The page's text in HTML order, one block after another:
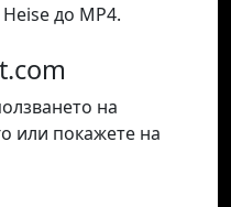
до MP4.
на
или покажете на